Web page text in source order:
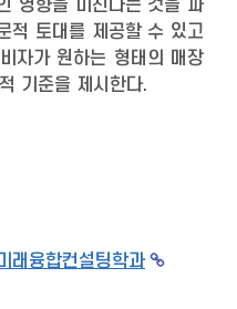
영향을 미친다는 것을 파
적 토대를 제공할 수 있고
자가 원하는 형태의 매장
기준을 제시한다.
래융합컨설팅학과